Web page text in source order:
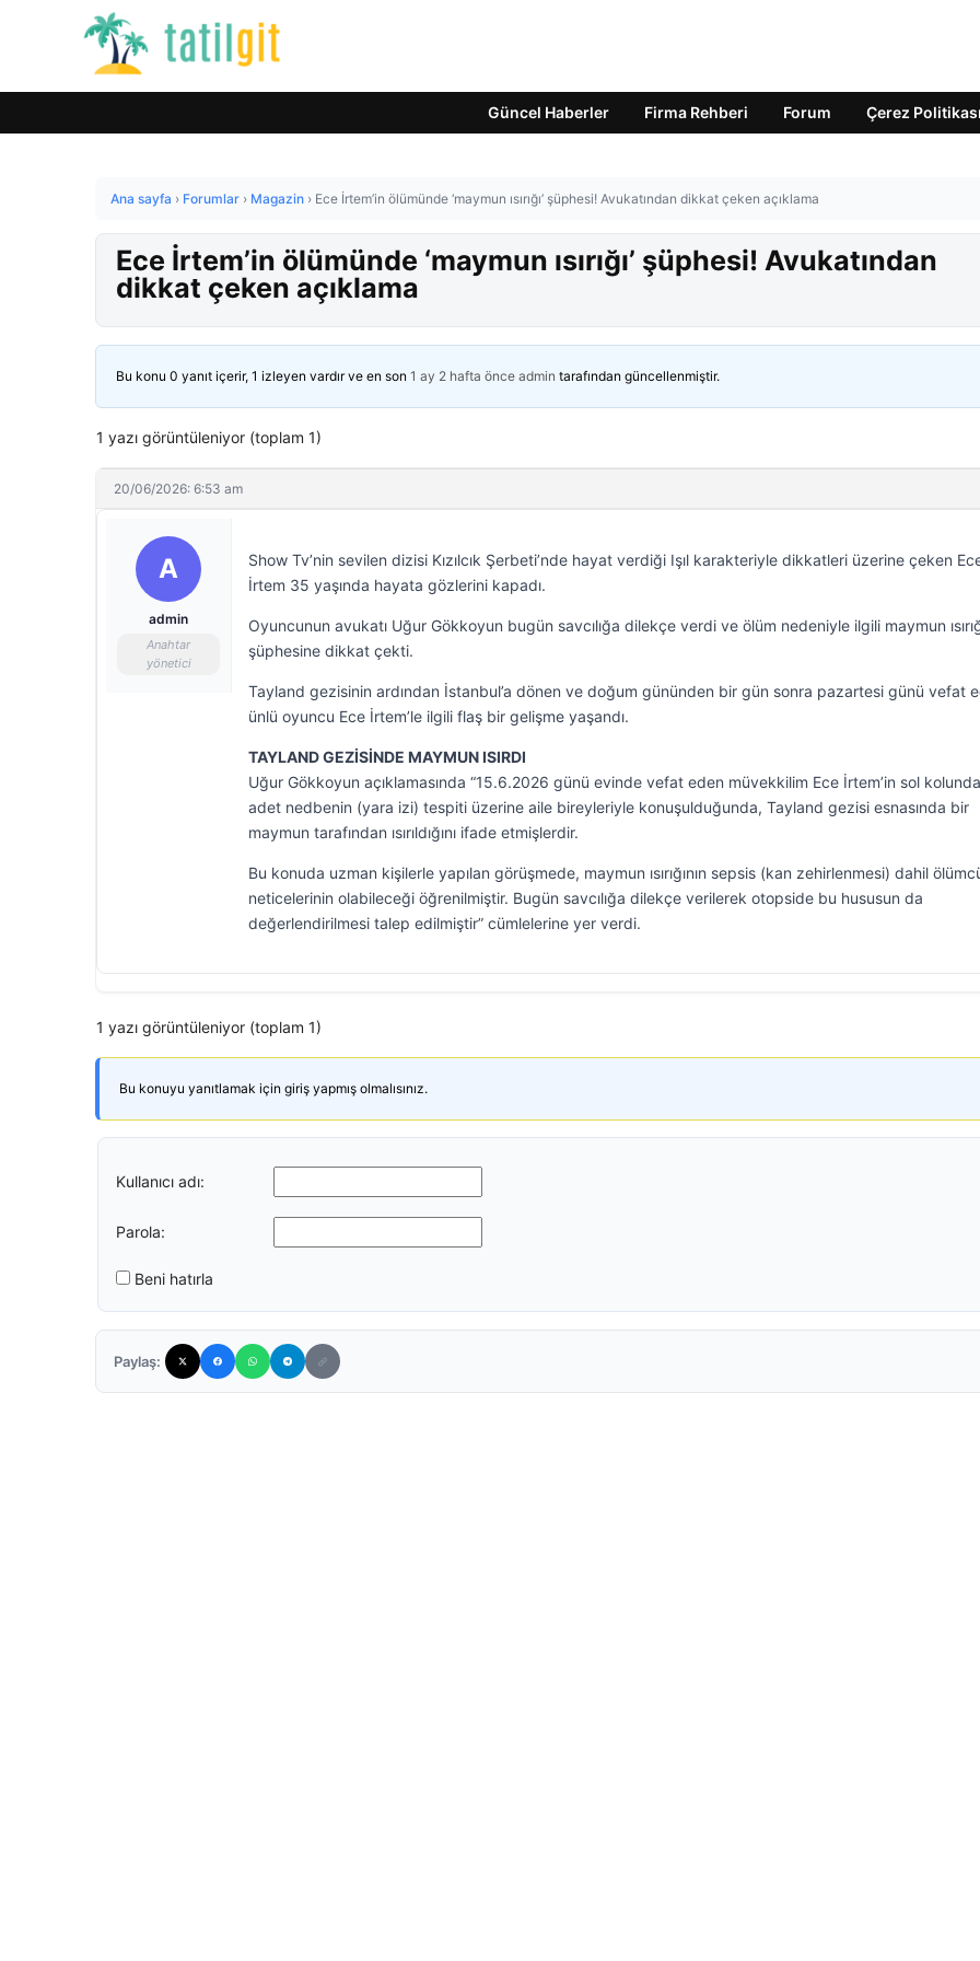
Güncel Haberler Firma Rehberi Forum Çerez Politikası
Ana sayfa › Forumlar › Magazin › Ece İrtem’in ölümünde ‘maymun ısırığı’ şüphesi! Avukatından dikkat çeken açıklama
Ece İrtem’in ölümünde ‘maymun ısırığı’ şüphesi! Avukatından
dikkat çeken açıklama
Bu konu 0 yanıt içerir, 1 izleyen vardır ve en son 1 ay 2 hafta önce admin tarafından güncellenmiştir.
1 yazı görüntüleniyor (toplam 1)
20/06/2026: 6:53 am
A
admin
Anahtar
yönetici
Show Tv’nin sevilen dizisi Kızılcık Şerbeti’nde hayat verdiği Işıl karakteriyle dikkatleri üzerine çeken
İrtem 35 yaşında hayata gözlerini kapadı.
Oyuncunun avukatı Uğur Gökkoyun bugün savcılığa dilekçe verdi ve ölüm nedeniyle ilgili maymun
şüphesine dikkat çekti.
Tayland gezisinin ardından İstanbul’a dönen ve doğum gününden bir gün sonra pazartesi günü vefat
ünlü oyuncu Ece İrtem’le ilgili flaş bir gelişme yaşandı.
TAYLAND GEZİSİNDE MAYMUN ISIRDI
Uğur Gökkoyun açıklamasında “15.6.2026 günü evinde vefat eden müvekkilim Ece İrtem’in sol
adet nedbenin (yara izi) tespiti üzerine aile bireyleriyle konuşulduğunda, Tayland gezisi esnasında bir
maymun tarafından ısırıldığını ifade etmişlerdir.
Bu konuda uzman kişilerle yapılan görüşmede, maymun ısırığının sepsis (kan zehirlenmesi) dahil
neticelerinin olabileceği öğrenilmiştir. Bugün savcılığa dilekçe verilerek otopside bu hususun da
değerlendirilmesi talep edilmiştir” cümlelerine yer verdi.
1 yazı görüntüleniyor (toplam 1)
Bu konuyu yanıtlamak için giriş yapmış olmalısınız.
Kullanıcı adı:
Parola:
Beni hatırla
Paylaş: